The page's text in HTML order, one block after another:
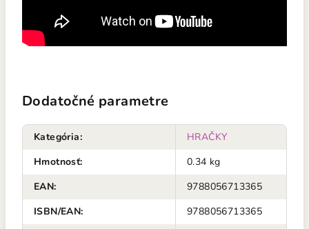
Dodatočné parametre
Kategória:
HRAČKY
Hmotnosť:
0.34 kg
EAN:
9788056713365
ISBN/EAN:
9788056713365